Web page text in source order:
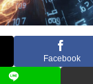
Facebook